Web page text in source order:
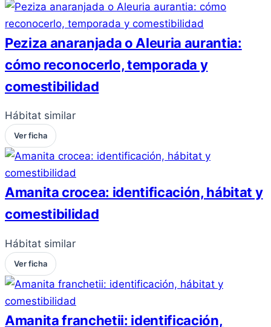
Peziza anaranjada o Aleuria aurantia:
cómo reconocerlo, temporada y
comestibilidad
Hábitat similar
Ver ficha
Amanita crocea: identificación, hábitat y
comestibilidad
Hábitat similar
Ver ficha
Amanita franchetii: identificación,